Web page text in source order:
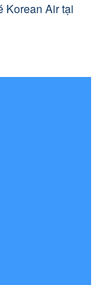
Korean Air tại